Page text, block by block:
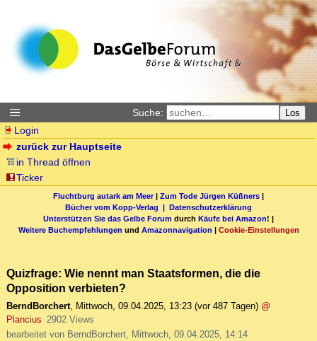
Suche: Los
Login
zurück zur Hauptseite
in Thread öffnen
Ticker
Fluchtburg autark am Meer| Zum Tode Jürgen Küßners |
Bücher vom Kopp-Verlag | Datenschutzerklärung
Unterstützen Sie das Gelbe Forum durch Käufe bei Amazon! |
Weitere Buchempfehlungen und Amazonnavigation | Cookie-Einstellungen
Quizfrage: Wie nennt man Staatsformen, die die
Opposition verbieten?
BerndBorchert, Mittwoch, 09.04.2025, 13:23 (vor 487 Tagen) @
Plancius 2902 Views
bearbeitet von BerndBorchert, Mittwoch, 09.04.2025, 14:14